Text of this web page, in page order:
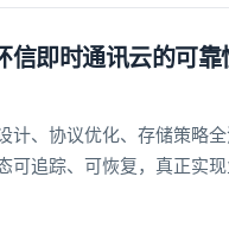
信即时通讯云的可靠
计、协议优化、存储策略
可追踪、可恢复，真正实现
意
提交